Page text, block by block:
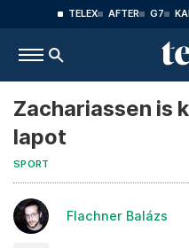
TELEX AFTER G7
Zachariassen is
lapot
SPORT
Flachner Balázs